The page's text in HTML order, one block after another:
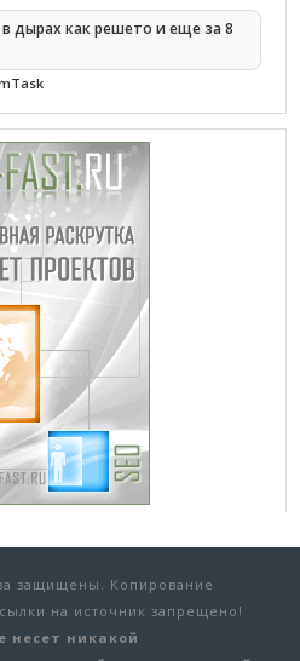
в дырах как решето и еще за 8
защищены. Копирование
на источник запрещено!
несет никакой